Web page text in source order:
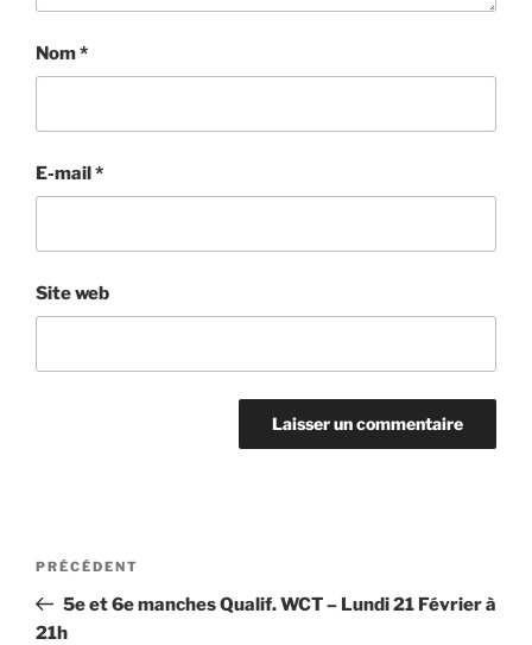
Nom*
E-mail*
Site web
Navigation
l’article
Article
précédent
PRÉCÉDENT
5e et 6e manches Qualif. WCT – Lundi 21 Février à
21h